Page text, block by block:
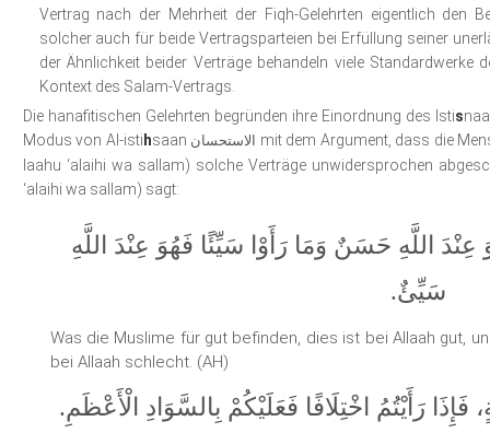
Vertrag nach der Mehrheit der Fiqh-Gelehrten eigentlich den
solcher auch für beide Vertragsparteien bei Erfüllung seiner
der Ähnlichkeit beider Verträge behandeln viele Standardwerke
Kontext des Salam-Vertrags.
Die hanafitischen Gelehrten begründen ihre Einordnung des Istis
Modus von Al-isti hsaan الاستحسان
mit dem Argument, dass die
laahu ‘alaihi wa sallam) solche Verträge unwidersprochen
‘alaihi wa sallam) sagt:
اللَّهِ حَسَنٌ وَمَا رَأَوْا سَيِّئًا فَهُوَ عِنْدَ اللَّهِ
سَيِّئٌ.
Was die Muslime für gut befinden, dies ist bei Allaah gut,
bei Allaah schlecht. (AH)
رَأَيْتُمُ اخْتِلَافًا فَعَلَيْكُمْ بِالسَّوَادِ الْأَعْظَمِ.